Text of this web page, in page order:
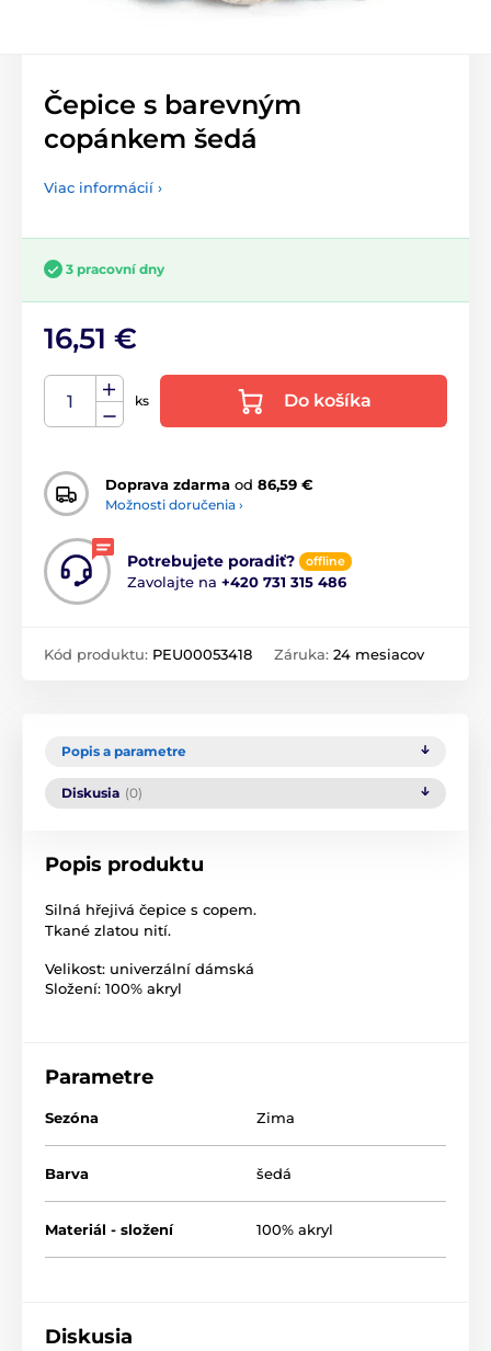
Čepice s barevným
copánkem šedá
Viac informácií ›
3 pracovní dny
16,51 €
ks Do košíka
Doprava zdarma od 86,59 €
Možnosti doručenia ›
Potrebujete poradiť? offline
Zavolajte na +420 731 315 486
Kód produktu: PEU00053418 Záruka: 24 mesiacov
Popis a parametre
Diskusia (0)
Popis produktu
Silná hřejivá čepice s copem.
Tkané zlatou nití.
Velikost: univerzální dámská
Složení: 100% akryl
Parametre
Sezóna Zima
Barva šedá
Materiál - složení 100% akryl
Diskusia